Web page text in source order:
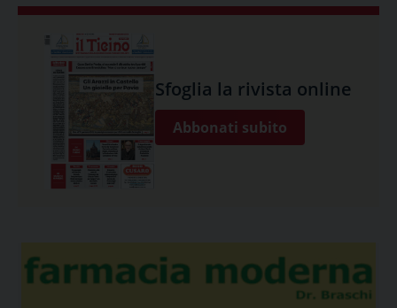
Sfoglia la rivista online
Abbonati subito